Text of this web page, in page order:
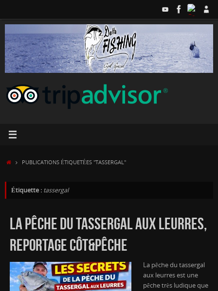
contenu
ACCUEIL
PUBLICATIONS ÉTIQUETÉES "TASSERGAL"
Étiquette : tassergal
LA PÊCHE DU TASSERGAL AUX LEURRES,
REPORTAGE CÔT&PÊCHE
La pêche du tassergal
aux leurres est une
pêche très ludique que